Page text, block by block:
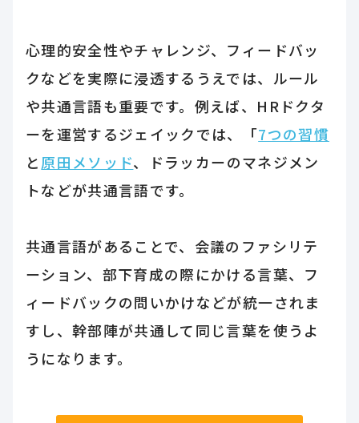
心理的安全性やチャレンジ、フィードバッ
クなどを実際に浸透するうえでは、ルール
や共通言語も重要です。例えば、HRドクタ
ーを運営するジェイックでは、「7つの習慣
と原田メソッド、ドラッカーのマネジメン
トなどが共通言語です。
共通言語があることで、会議のファシリテ
ーション、部下育成の際にかける言葉、フ
ィードバックの問いかけなどが統一されま
すし、幹部陣が共通して同じ言葉を使うよ
うになります。